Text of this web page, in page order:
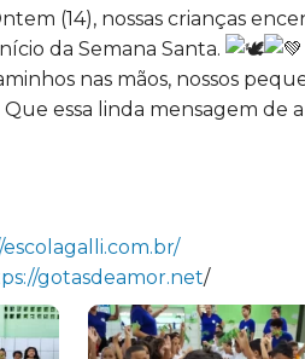
(14), nossas crianças
da Semana Santa.
nas mãos, nossos
essa linda mensagem de
gotasdeamor.net/